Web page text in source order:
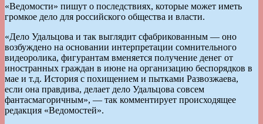
«Ведомости» пишут о последствиях, которые может иметь
громкое дело для российского общества и власти.
«Дело Удальцова и так выглядит сфабрикованным — оно
возбуждено на основании интерпретации сомнительного
видеоролика, фигурантам вменяется получение денег от
иностранных граждан в июне на организацию беспорядков в
мае и т.д. История с похищением и пытками Развозжаева,
если она правдива, делает дело Удальцова совсем
фантасмагоричным», — так комментирует происходящее
редакция «Ведомостей».